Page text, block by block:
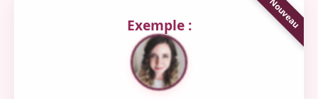
Exemple :